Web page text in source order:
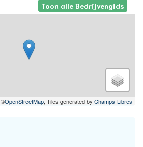
©OpenStreetMap, Tiles generated by Champs-Libres
Toon alle Bedrijvengids